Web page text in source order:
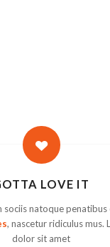
LOVE IT
sociis natoque
, nascetur ridiculus mus.
dolor sit amet